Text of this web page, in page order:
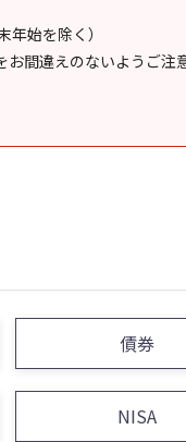
始を除く）
間違えのないようご注
債券
NISA